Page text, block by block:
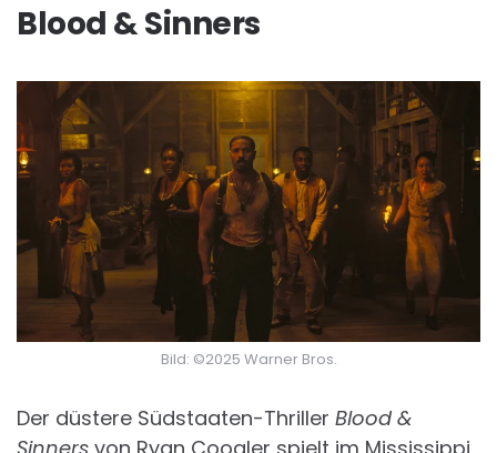
Blood & Sinners
Bild: ©2025 Warner Bros.
Der düstere Südstaaten-Thriller Blood &